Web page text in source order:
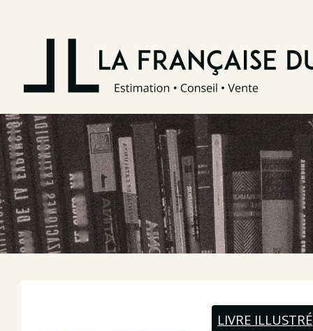
LIVRE ILLUSTRÉ